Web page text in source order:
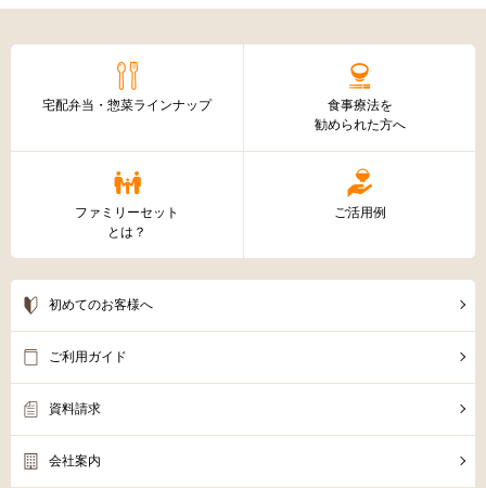
宅配弁当・惣菜ラインナップ
食事療法を
勧められた方へ
ファミリーセット
とは？
ご活用例
初めてのお客様へ
ご利用ガイド
資料請求
会社案内